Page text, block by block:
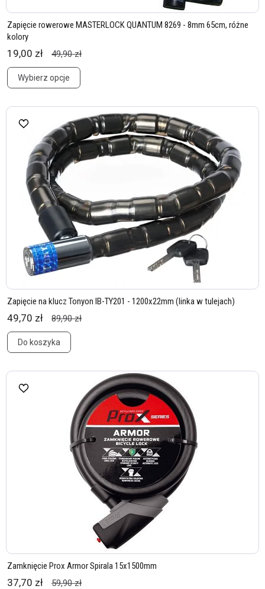
Zapięcie rowerowe MASTERLOCK QUANTUM 8269 - 8mm 65cm, różne
kolory
19,00 zł 49,90 zł
Wybierz opcje
Zapięcie na klucz Tonyon IB-TY201 - 1200x22mm (linka w tulejach)
49,70 zł 89,90 zł
Do koszyka
Zamknięcie Prox Armor Spirala 15x1500mm
37,70 zł 59,90 zł